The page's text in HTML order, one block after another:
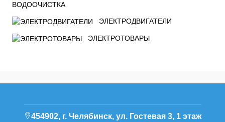
ВОДООЧИСТКА
ЭЛЕКТРОДВИГАТЕЛИ
ЭЛЕКТРОТОВАРЫ
454902, г. Челябинск, ул. Гостевая 3, 1 этаж